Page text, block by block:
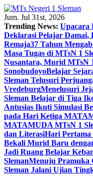
Skip
to
content
Jum. Jul 31st, 2026
Trending News: Upacara
Deklarasi Pelajar
Remaja37 Tahun
Masa Tugas di MTsN 1
Nusantara, Murid MTsN
SonobudoyoBelajar
Sleman Telusuri
VredeburgMenelusuri
Sleman Belajar di Tiga
Antusias Ikuti Simulasi
pada Hari Ketiga
MATAMUDA MTsN 1
dan LiterasiHari
Bekali Murid Baru
Jadi Ruang Belajar
SlemanMenuju Pramuka
Sleman Jalani Ujian